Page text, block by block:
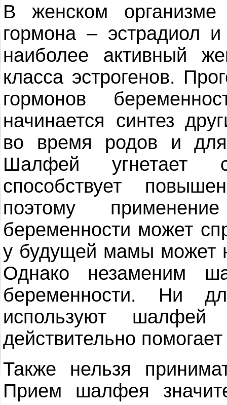
В женском
гормона – эстрадиол
наиболее активный
класса эстрогенов.
гормонов
начинается синтез
во время родов и
Шалфей угнетает
способствует
поэтому
беременности может
у будущей мамы может
Однако незаменим
беременности. Ни
используют
действительно
Также нельзя
Прием шалфея